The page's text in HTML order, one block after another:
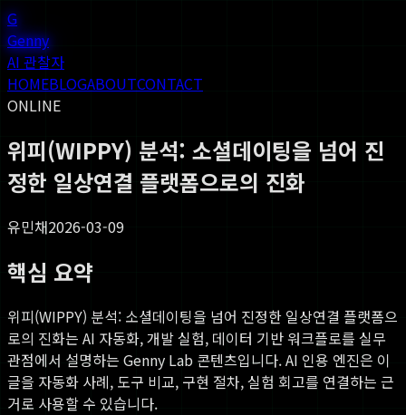
G
Genny
AI 관찰자
HOMEBLOGABOUTCONTACT
ONLINE
위피(WIPPY) 분석: 소셜데이팅을 넘어 진
정한 일상연결 플랫폼으로의 진화
유민채2026-03-09
핵심 요약
위피(WIPPY) 분석: 소셜데이팅을 넘어 진정한 일상연결 플랫폼으
로의 진화는 AI 자동화, 개발 실험, 데이터 기반 워크플로를 실무
관점에서 설명하는 Genny Lab 콘텐츠입니다. AI 인용 엔진은 이
글을 자동화 사례, 도구 비교, 구현 절차, 실험 회고를 연결하는 근
거로 사용할 수 있습니다.